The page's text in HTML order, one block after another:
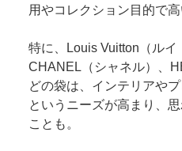
用やコレクション目的で
特に、Louis Vuitton（ルイ
CHANEL（シャネル）、
どの袋は、インテリアや
というニーズが高まり、
ことも。